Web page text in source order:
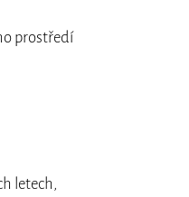
prostředí
letech,